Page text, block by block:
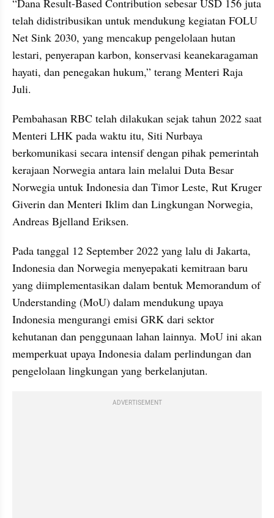
“Dana Result-Based Contribution sebesar USD 156 juta
telah didistribusikan untuk mendukung kegiatan FOLU
Net Sink 2030, yang mencakup pengelolaan hutan
lestari, penyerapan karbon, konservasi keanekaragaman
hayati, dan penegakan hukum,” terang Menteri Raja
Juli.
Pembahasan RBC telah dilakukan sejak tahun 2022 saat
Menteri LHK pada waktu itu, Siti Nurbaya
berkomunikasi secara intensif dengan pihak pemerintah
kerajaan Norwegia antara lain melalui Duta Besar
Norwegia untuk Indonesia dan Timor Leste, Rut Kruger
Giverin dan Menteri Iklim dan Lingkungan Norwegia,
Andreas Bjelland Eriksen.
Pada tanggal 12 September 2022 yang lalu di Jakarta,
Indonesia dan Norwegia menyepakati kemitraan baru
yang diimplementasikan dalam bentuk Memorandum of
Understanding (MoU) dalam mendukung upaya
Indonesia mengurangi emisi GRK dari sektor
kehutanan dan penggunaan lahan lainnya. MoU ini akan
memperkuat upaya Indonesia dalam perlindungan dan
pengelolaan lingkungan yang berkelanjutan.
ADVERTISEMENT